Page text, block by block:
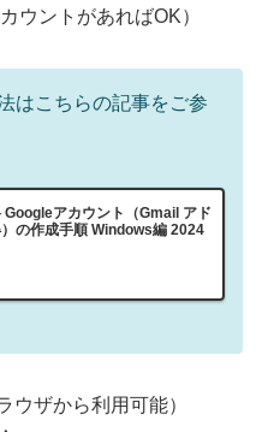
ウントがあればOK）
はこちらの記事をご参
Googleアカウント（Gmail アド
の作成手順 Windows編 2024
ウザから利用可能）